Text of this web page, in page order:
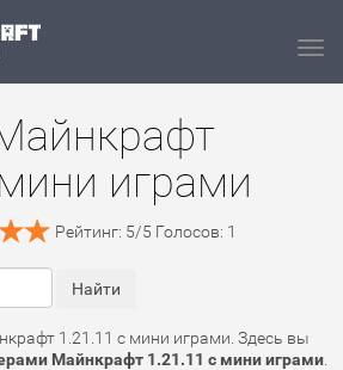
играми
Рейтинг: 5/5 Голосов: 1
1.21.11 с мини играми. Здесь вы
Майнкрафт 1.21.11 с мини играми